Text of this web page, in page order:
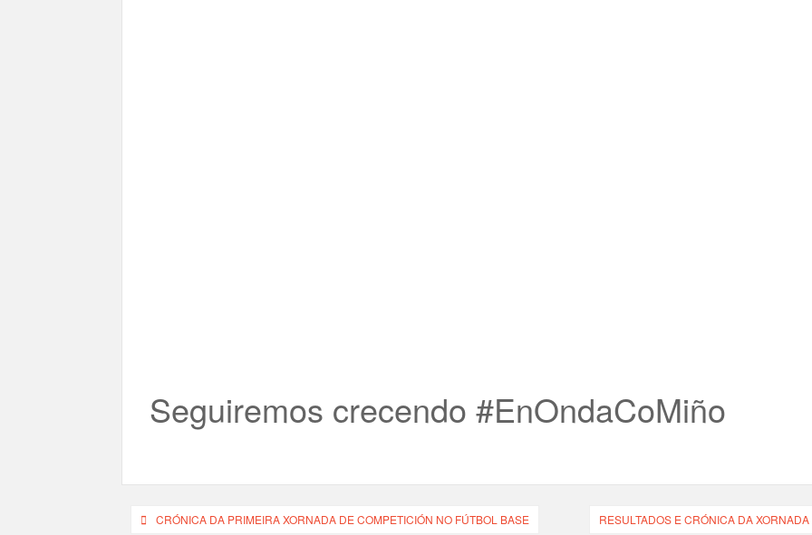
Seguiremos crecendo #EnOndaCoMiño
Navegación
CRÓNICA DA PRIMEIRA XORNADA DE COMPETICIÓN NO FÚTBOL BASE RESULTADOS E CRÓNICA DA XORNADA